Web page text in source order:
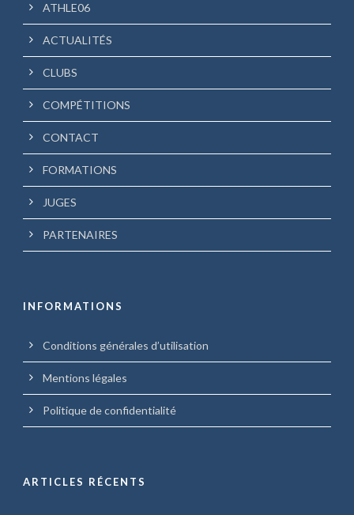
ATHLE06
ACTUALITÉS
CLUBS
COMPÉTITIONS
CONTACT
FORMATIONS
JUGES
PARTENAIRES
INFORMATIONS
Conditions générales d’utilisation
Mentions légales
Politique de confidentialité
ARTICLES RÉCENTS